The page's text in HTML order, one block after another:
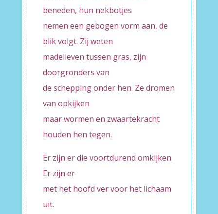
beneden, hun nekbotjes
nemen een gebogen vorm aan, de
blik volgt. Zij weten
madelieven tussen gras, zijn
doorgronders van
de schepping onder hen. Ze dromen
van opkijken
maar wormen en zwaartekracht
houden hen tegen.
Er zijn er die voortdurend omkijken.
Er zijn er
met het hoofd ver voor het lichaam
uit.